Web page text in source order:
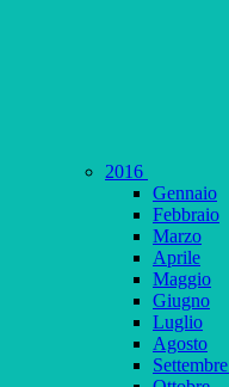
2016
Gennaio
Febbraio
Marzo
Aprile
Maggio
Giugno
Luglio
Agosto
Settembre